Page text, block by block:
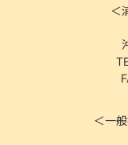
＜
＜一